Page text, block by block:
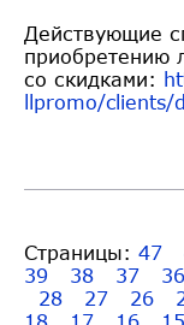
Действующие
приобретению
со скидками:
llpromo/clients/
Страницы: 47
39
38 37 36
28
27 26